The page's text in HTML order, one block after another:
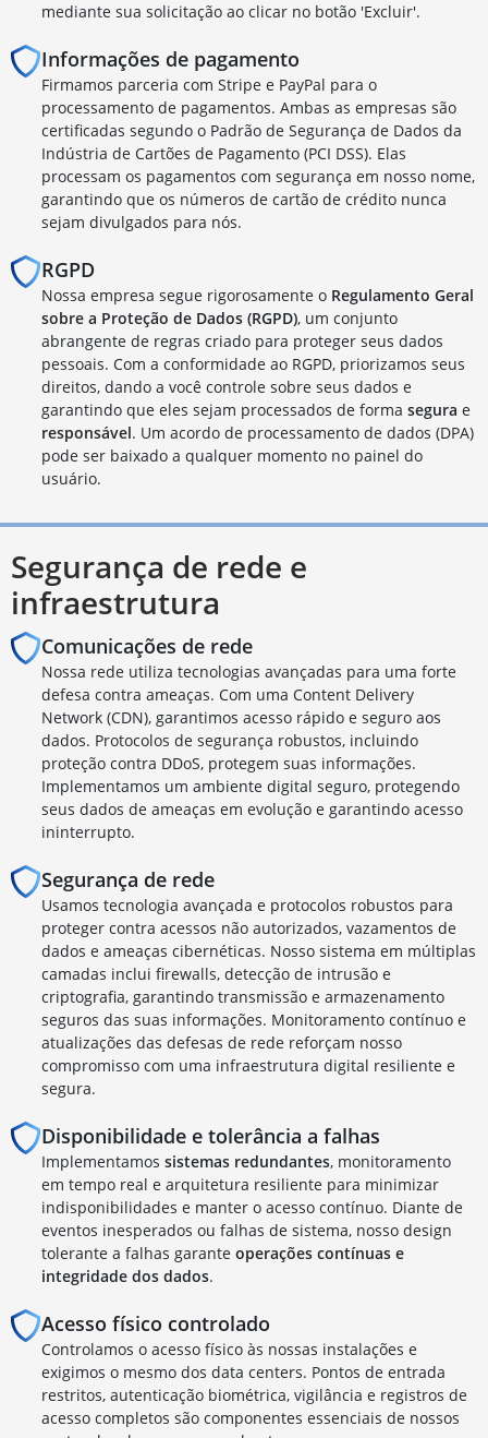
mediante sua solicitação ao clicar no botão 'Excluir'.
Informações de pagamento
Firmamos parceria com Stripe e PayPal para o
processamento de pagamentos. Ambas as empresas são
certificadas segundo o Padrão de Segurança de Dados da
Indústria de Cartões de Pagamento (PCI DSS). Elas
processam os pagamentos com segurança em nosso nome,
garantindo que os números de cartão de crédito nunca
sejam divulgados para nós.
RGPD
Nossa empresa segue rigorosamente o Regulamento Geral
sobre a Proteção de Dados (RGPD), um conjunto
abrangente de regras criado para proteger seus dados
pessoais. Com a conformidade ao RGPD, priorizamos seus
direitos, dando a você controle sobre seus dados e
garantindo que eles sejam processados de forma segura e
responsável. Um acordo de processamento de dados (DPA)
pode ser baixado a qualquer momento no painel do
usuário.
Segurança de rede e
infraestrutura
Comunicações de rede
Nossa rede utiliza tecnologias avançadas para uma forte
defesa contra ameaças. Com uma Content Delivery
Network (CDN), garantimos acesso rápido e seguro aos
dados. Protocolos de segurança robustos, incluindo
proteção contra DDoS, protegem suas informações.
Implementamos um ambiente digital seguro, protegendo
seus dados de ameaças em evolução e garantindo acesso
ininterrupto.
Segurança de rede
Usamos tecnologia avançada e protocolos robustos para
proteger contra acessos não autorizados, vazamentos de
dados e ameaças cibernéticas. Nosso sistema em múltiplas
camadas inclui firewalls, detecção de intrusão e
criptografia, garantindo transmissão e armazenamento
seguros das suas informações. Monitoramento contínuo e
atualizações das defesas de rede reforçam nosso
compromisso com uma infraestrutura digital resiliente e
segura.
Disponibilidade e tolerância a falhas
Implementamos sistemas redundantes, monitoramento
em tempo real e arquitetura resiliente para minimizar
indisponibilidades e manter o acesso contínuo. Diante de
eventos inesperados ou falhas de sistema, nosso design
tolerante a falhas garante operações contínuas e
integridade dos dados.
Acesso físico controlado
Controlamos o acesso físico às nossas instalações e
exigimos o mesmo dos data centers. Pontos de entrada
restritos, autenticação biométrica, vigilância e registros de
acesso completos são componentes essenciais de nossos